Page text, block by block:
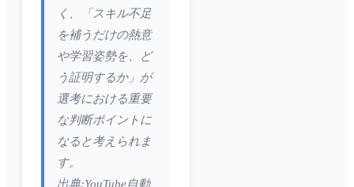
く、「スキル不足
を補うだけの熱意
や学習姿勢を、ど
う証明するか」が
選考における重要
な判断ポイントに
なると考えられま
す。
出典:YouTube自動